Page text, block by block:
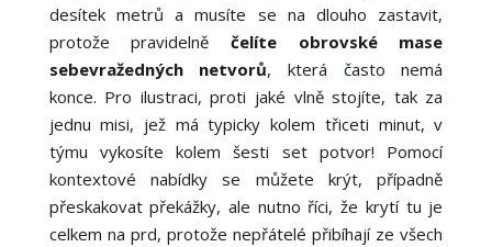
desítek metrů a musíte se na dlouho zastavit,
protože pravidelně čelíte obrovské mase
sebevražedných netvorů, která často nemá
konce. Pro ilustraci, proti jaké vlně stojíte, tak za
jednu misi, jež má typicky kolem třiceti minut, v
týmu vykosíte kolem šesti set potvor! Pomocí
kontextové nabídky se můžete krýt, případně
přeskakovat překážky, ale nutno říci, že krytí tu je
celkem na prd, protože nepřátelé přibíhají ze všech